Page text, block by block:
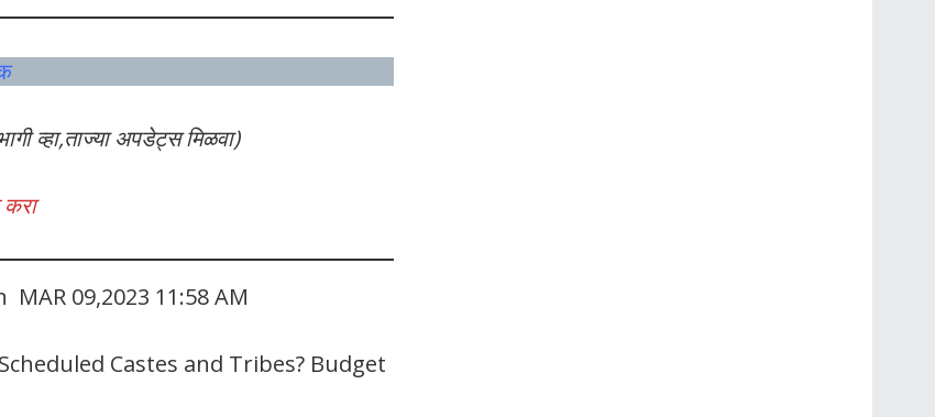
व्हा,ताज्या अपडेट्स मिळवा)
करा
09,2023 11:58 AM
Castes and Tribes? Budget